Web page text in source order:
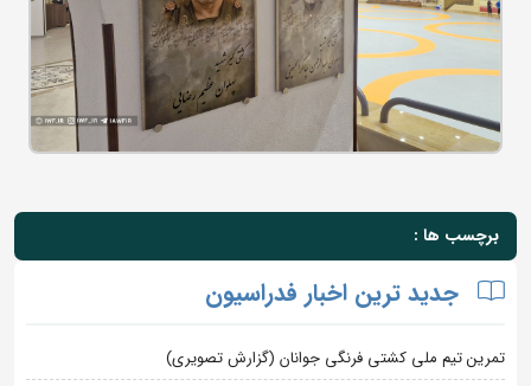
برچسب ها :
جدید ترین اخبار فدراسیون
تمرین تیم ملی کشتی فرنگی جوانان (گزارش تصویری)